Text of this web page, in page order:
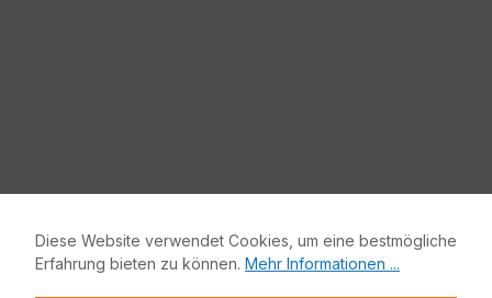
Diese Website verwendet Cookies, um eine bestmögliche
Erfahrung bieten zu können. Mehr Informationen ...